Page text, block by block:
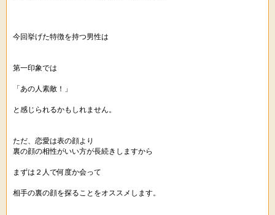
今回挙げた特徴を持つ男性は
第一印象では
「あの人素敵！」
と感じられるかもしれません。
ただ、恋愛は表の顔より
裏の顔の相性がいい方が長続きしますから
まずは２人で何度か会って
相手の裏の顔を探ることをオススメします。